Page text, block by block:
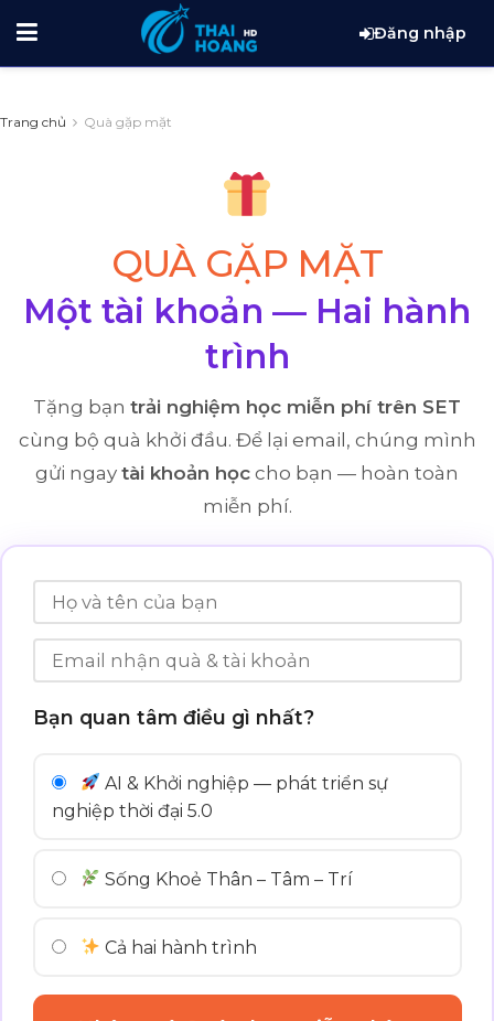
Đăng nhập
Trang chủ Quà gặp mặt
QUÀ GẶP MẶT
Một tài khoản — Hai hành
trình
Tặng bạn trải nghiệm học miễn phí trên SET
cùng bộ quà khởi đầu. Để lại email, chúng mình
gửi ngay tài khoản học cho bạn — hoàn toàn
miễn phí.
Bạn quan tâm điều gì nhất?
AI & Khởi nghiệp — phát triển sự
nghiệp thời đại 5.0
Sống Khoẻ Thân – Tâm – Trí
Cả hai hành trình